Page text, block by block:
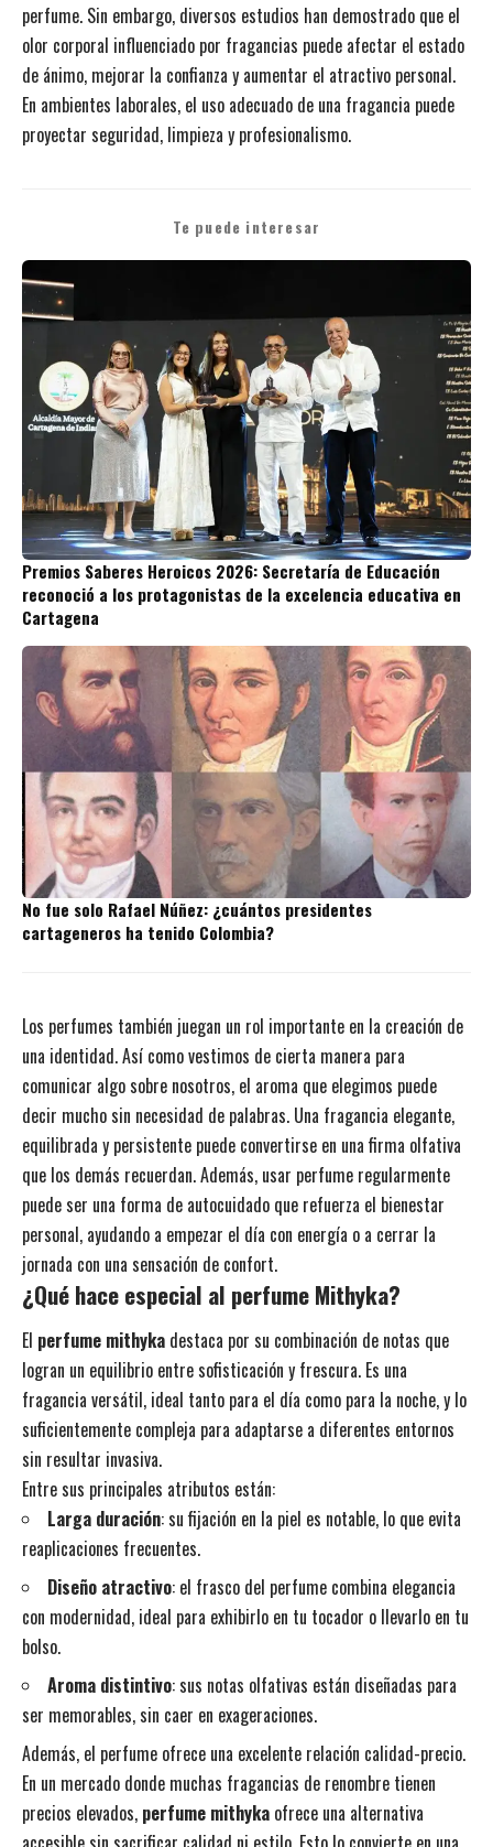
perfume. Sin embargo, diversos estudios han demostrado que el
olor corporal influenciado por fragancias puede afectar el estado
de ánimo, mejorar la confianza y aumentar el atractivo personal.
En ambientes laborales, el uso adecuado de una fragancia puede
proyectar seguridad, limpieza y profesionalismo.
Te puede interesar
Premios Saberes Heroicos 2026: Secretaría de Educación
reconoció a los protagonistas de la excelencia educativa en
Cartagena
No fue solo Rafael Núñez: ¿cuántos presidentes
cartageneros ha tenido Colombia?
Los perfumes también juegan un rol importante en la creación de
una identidad. Así como vestimos de cierta manera para
comunicar algo sobre nosotros, el aroma que elegimos puede
decir mucho sin necesidad de palabras. Una fragancia elegante,
equilibrada y persistente puede convertirse en una firma olfativa
que los demás recuerdan. Además, usar perfume regularmente
puede ser una forma de autocuidado que refuerza el bienestar
personal, ayudando a empezar el día con energía o a cerrar la
jornada con una sensación de confort.
¿Qué hace especial al perfume Mithyka?
El perfume mithyka destaca por su combinación de notas que
logran un equilibrio entre sofisticación y frescura. Es una
fragancia versátil, ideal tanto para el día como para la noche, y lo
suficientemente compleja para adaptarse a diferentes entornos
sin resultar invasiva.
Entre sus principales atributos están:
Larga duración: su fijación en la piel es notable, lo que evita
reaplicaciones frecuentes.
Diseño atractivo: el frasco del perfume combina elegancia
con modernidad, ideal para exhibirlo en tu tocador o llevarlo en tu
bolso.
Aroma distintivo: sus notas olfativas están diseñadas para
ser memorables, sin caer en exageraciones.
Además, el perfume ofrece una excelente relación calidad-precio.
En un mercado donde muchas fragancias de renombre tienen
precios elevados, perfume mithyka ofrece una alternativa